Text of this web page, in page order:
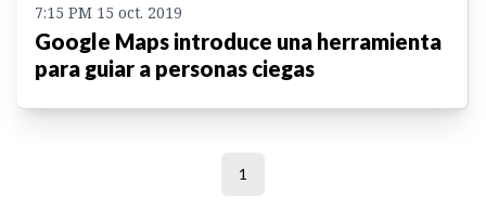
7:15 PM 15 oct. 2019
Google Maps introduce una herramienta
para guiar a personas ciegas
1